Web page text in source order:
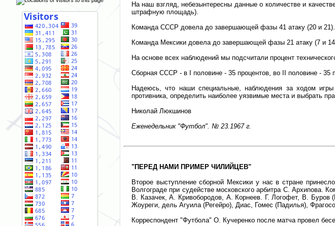
На наш взгляд, небезынтересны данные о количестве и
штрафную площадь).
Команда СССР довела до завершающей фазы 41 атаку (20 и 21).
Команда Мексики довела до завершающей фазы 21 атаку (7 и
На основе всех наблюдений мы подсчитали процент
Сборная СССР - в I половине - 35 процентов, во II половине - 35
Надеюсь, что наши специальные, наблюдения за ходом
противника, определить наиболее уязвимые места и выбрать
Николай Люкшинов
Еженедельник "Футбол". № 23.1967 г.
"ПЕРЕД НАМИ ПРИМЕР ЧИЛИЙЦЕВ"
Второе выступление сборной Мексики у нас в стране
Волгограде при судействе московского арбитра С.
В. Казачек, А. Кривобородов, А. Корнеев. Г. Логофет, В.
Жоуреги, дель Агуила (Регейро), Диас, Гомес (Падилья),
Корреспондент "Футбола" О. Кучеренко после матча провел